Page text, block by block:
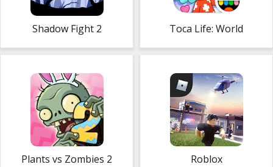
Shadow Fight 2 Toca Life: World
Plants vs Zombies 2 Roblox